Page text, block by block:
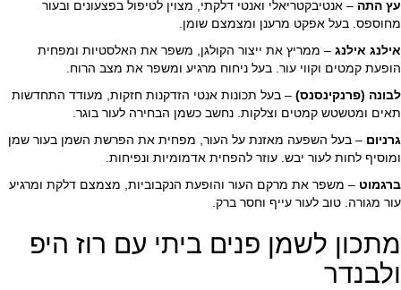
עץ התה – אנטיבקטריאלי ואנטי דלקתי, מצוין לטיפול בפצעונים ובעור
מחוספס. בעל אפקט מרענן ומצמצם שומן.
אילנג אילנג – ממריץ את ייצור הקולגן, משפר את האלסטיות ומפחית
הופעת קמטים וקווי עור. בעל ניחוח מרגיע ומשפר את מצב הרוח.
לבונה (פרנקינסנס) – בעל תכונות אנטי הזדקנות חזקות, מעודד התחדשות
תאים ומטשטש קמטים וצלקות. נחשב כשמן הבחירה לעור בוגר.
גרניום – בעל השפעה מאזנת על העור, מפחית את הפרשת השמן בעור שמן
ומוסיף לחות לעור יבש. עוזר להפחית אדמומיות ונפיחות.
ברגמוט – משפר את מרקם העור והופעת הנקבוביות, מצמצם דלקת ומרגיע
עור מגורה. טוב לעור עייף וחסר ברק.
מתכון לשמן פנים ביתי עם רוז היפ
ולבנדר